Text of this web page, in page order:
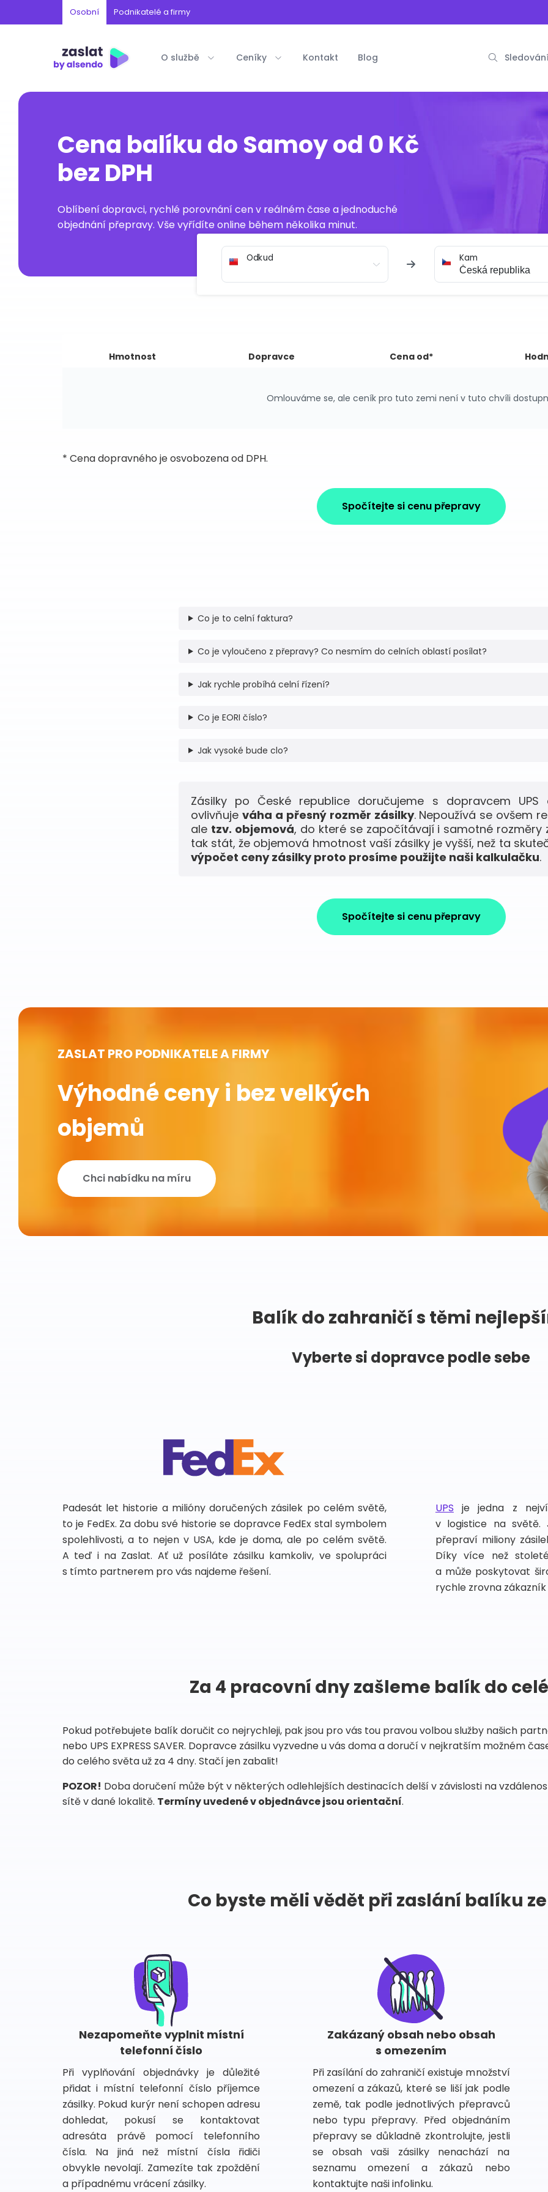
Osobní Podnikatelé a firmy
O službě Ceníky Kontakt Blog
Cena balíku do Samoy od 0 Kč
bez DPH
Oblíbení dopravci, rychlé porovnání cen v reálném čase a jednoduché
objednání přepravy. Vše vyřídíte online během několika minut.
Odkud Kam
Hmotnost Dopravce Cena od*
Omlouváme se, ale ceník pro tuto zemi není v tuto chvíli
* Cena dopravného je osvobozena od DPH.
Spočítejte si cenu přepravy
Co je to celní faktura?
Co je vyloučeno z přepravy? Co nesmím do celních oblastí posílat?
Jak rychle probíhá celní řízení?
Co je EORI číslo?
Jak vysoké bude clo?
Zásilky po České republice doručujeme s dopravcem UPS
ovlivňuje váha a přesný rozměr zásilky. Nepoužívá se ovšem
ale tzv. objemová, do které se započítávají i samotné rozměry
tak stát, že objemová hmotnost vaší zásilky je vyšší, než ta
výpočet ceny zásilky proto prosíme použijte naši kalkulačku.
Spočítejte si cenu přepravy
ZASLAT PRO PODNIKATELE A FIRMY
Výhodné ceny i bez velkých
objemů
Chci nabídku na míru
Balík do zahraničí s těmi
Vyberte si dopravce podle sebe
Padesát let historie a milióny doručených zásilek po celém světě,
to je FedEx. Za dobu své historie se dopravce FedEx stal symbolem
spolehlivosti, a to nejen v USA, kde je doma, ale po celém světě.
A teď i na Zaslat. Ať už posíláte zásilku kamkoliv, ve spolupráci
s tímto partnerem pro vás najdeme řešení.
UPS je jedna z
v logistice na světě.
přepraví miliony
Díky více než
a může poskytovat
rychle zrovna
Za 4 pracovní dny zašleme balík do
Pokud potřebujete balík doručit co nejrychleji, pak jsou pro vás tou pravou volbou služby našich
nebo UPS EXPRESS SAVER. Dopravce zásilku vyzvedne u vás doma a doručí v nejkratším možném
do celého světa už za 4 dny. Stačí jen zabalit!
POZOR! Doba doručení může být v některých odlehlejších destinacích delší v závislosti na
sítě v dané lokalitě. Termíny uvedené v objednávce jsou orientační.
Co byste měli vědět při zaslání balíku
Nezapomeňte vyplnit místní
telefonní číslo
Při vyplňování objednávky je důležité
přidat i místní telefonní číslo příjemce
zásilky. Pokud kurýr není schopen adresu
dohledat, pokusí se kontaktovat
adresáta právě pomocí telefonního
čísla. Na jiná než místní čísla řidiči
obvykle nevolají. Zamezíte tak zpoždění
a případnému vrácení zásilky.
Zakázaný obsah nebo obsah
s omezením
Při zasílání do zahraničí existuje množství
omezení a zákazů, které se liší jak podle
země, tak podle jednotlivých přepravců
nebo typu přepravy. Před objednáním
přepravy se důkladně zkontrolujte, jestli
se obsah vaši zásilky nenachází na
seznamu omezení a zákazů nebo
kontaktujte naši infolinku.